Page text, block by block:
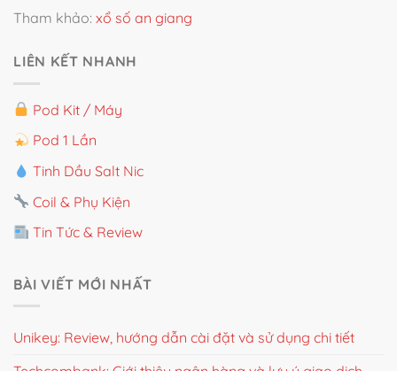
Tham khảo: xổ số an giang
LIÊN KẾT NHANH
Pod Kit / Máy
Pod 1 Lần
Tinh Dầu Salt Nic
Coil & Phụ Kiện
Tin Tức & Review
BÀI VIẾT MỚI NHẤT
Unikey: Review, hướng dẫn cài đặt và sử dụng chi tiết